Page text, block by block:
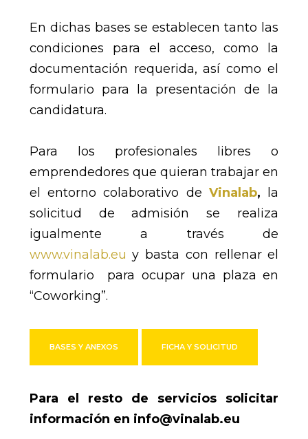
En dichas bases se establecen tanto las
condiciones para el acceso, como la
documentación requerida, así como el
formulario para la presentación de la
candidatura.
Para los profesionales libres o
emprendedores que quieran trabajar en
el entorno colaborativo deVinalab, la
solicitud de admisión se realiza
igualmente a través de
www.vinalab.eu y basta con rellenar el
formulario para ocupar una plaza en
“Coworking”.
Para el resto de servicios solicitar
información en info@vinalab.eu